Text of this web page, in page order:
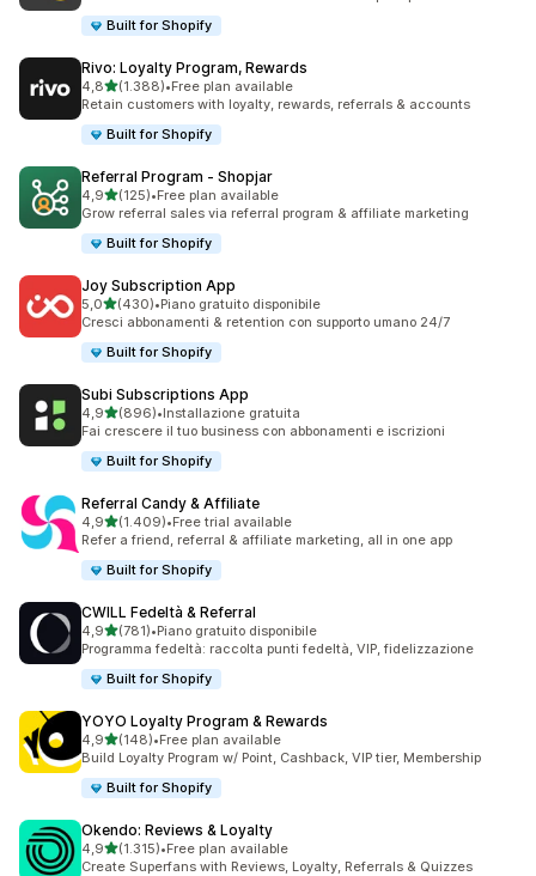
Built for Shopify
Rivo: Loyalty Program, Rewards
4,8stelle su 5
(1.388)
1388 recensioni totali
•Free plan available
Retain customers with loyalty, rewards, referrals & accounts
Built for Shopify
Referral Program ‑ Shopjar
4,9stelle su 5
(125)
125 recensioni totali
•Free plan available
Grow referral sales via referral program & affiliate marketing
Built for Shopify
Joy Subscription App
5,0stelle su 5
(430)
430 recensioni totali
•Piano gratuito disponibile
Cresci abbonamenti & retention con supporto umano 24/7
Built for Shopify
Subi Subscriptions App
4,9stelle su 5
(896)
896 recensioni totali
•Installazione gratuita
Fai crescere il tuo business con abbonamenti e iscrizioni
Built for Shopify
Referral Candy & Affiliate
4,9stelle su 5
(1.409)
1409 recensioni totali
•Free trial available
Refer a friend, referral & affiliate marketing, all in one app
Built for Shopify
CWILL Fedeltà & Referral
4,9stelle su 5
(781)
781 recensioni totali
•Piano gratuito disponibile
Programma fedeltà: raccolta punti fedeltà, VIP, fidelizzazione
Built for Shopify
YOYO Loyalty Program & Rewards
4,9stelle su 5
(148)
148 recensioni totali
•Free plan available
Build Loyalty Program w/ Point, Cashback, VIP tier, Membership
Built for Shopify
Okendo: Reviews & Loyalty
4,9stelle su 5
(1.315)
1315 recensioni totali
•Free plan available
Create Superfans with Reviews, Loyalty, Referrals & Quizzes